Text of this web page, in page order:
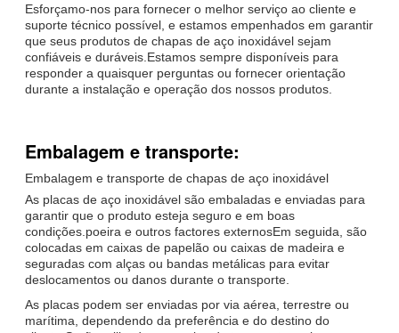
Esforçamo-nos para fornecer o melhor serviço ao cliente e
suporte técnico possível, e estamos empenhados em garantir
que seus produtos de chapas de aço inoxidável sejam
confiáveis e duráveis.Estamos sempre disponíveis para
responder a quaisquer perguntas ou fornecer orientação
durante a instalação e operação dos nossos produtos.
Embalagem e transporte:
Embalagem e transporte de chapas de aço inoxidável
As placas de aço inoxidável são embaladas e enviadas para
garantir que o produto esteja seguro e em boas
condições.poeira e outros factores externosEm seguida, são
colocadas em caixas de papelão ou caixas de madeira e
seguradas com alças ou bandas metálicas para evitar
deslocamentos ou danos durante o transporte.
As placas podem ser enviadas por via aérea, terrestre ou
marítima, dependendo da preferência e do destino do